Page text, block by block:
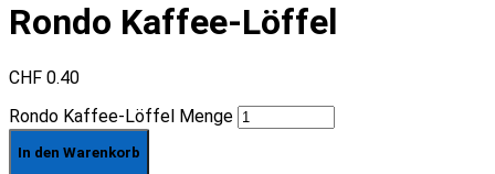
Rondo Kaffee-Löffel
CHF 0.40
Rondo Kaffee-Löffel Menge
In den Warenkorb